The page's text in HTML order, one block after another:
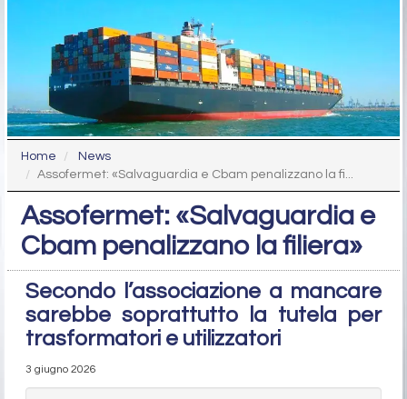
Home
News
Assofermet: «Salvaguardia e Cbam penalizzano la fi...
Assofermet: «Salvaguardia e
Cbam penalizzano la filiera»
Secondo l’associazione a mancare
sarebbe soprattutto la tutela per
trasformatori e utilizzatori
3 giugno 2026